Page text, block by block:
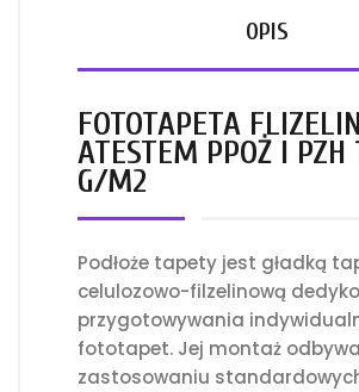
OPIS
FOTOTAPETA
ATESTEM PPOŻ I PZH
G/M2
Podłoże tapety jest gładką
celulozowo-filzelinową
przygotowywania
fototapet. Jej montaż
zastosowaniu